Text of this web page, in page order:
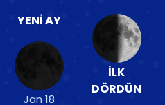
YENI AY
Jan 18
İLK
DÖRDÜN